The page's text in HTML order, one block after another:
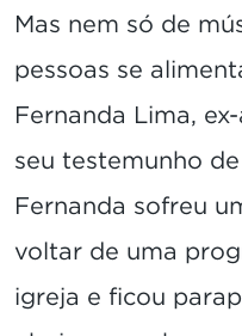
Mas nem só de
pessoas se
Fernanda Lima,
seu testemunho
Fernanda sofreu
voltar de uma
igreja e ficou